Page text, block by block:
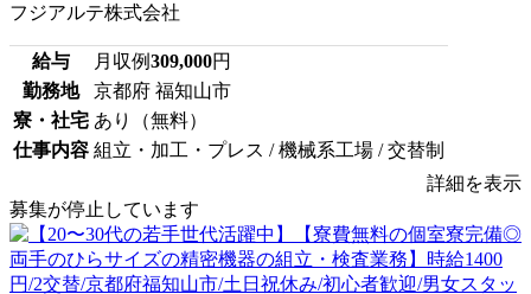
フジアルテ株式会社
給与 月収例309,000円
勤務地
京都府 福知山市
寮・社宅 あり（無料）
仕事内容 組立・加工・プレス / 機械系工場 / 交替制
詳細を表示
募集が停止しています